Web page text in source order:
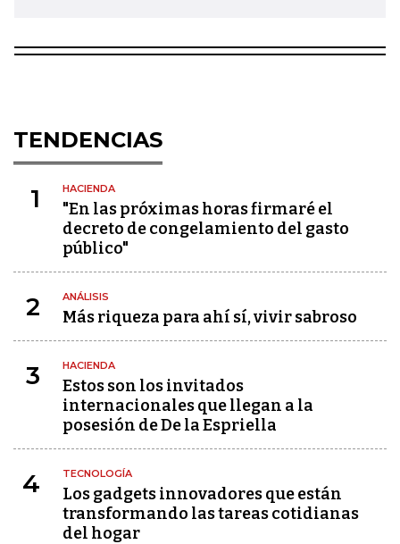
TENDENCIAS
1 HACIENDA
"En las próximas horas firmaré el
decreto de congelamiento del gasto
público"
2 ANÁLISIS
Más riqueza para ahí sí, vivir sabroso
3 HACIENDA
Estos son los invitados
internacionales que llegan a la
posesión de De la Espriella
4 TECNOLOGÍA
Los gadgets innovadores que están
transformando las tareas cotidianas
del hogar